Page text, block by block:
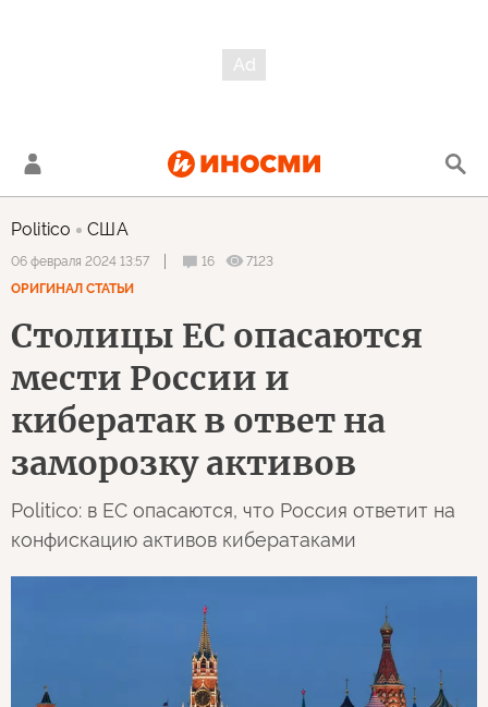
Politico США
06 февраля 2024 13:57 16
7123
ОРИГИНАЛ СТАТЬИ
Столицы ЕС опасаются
мести России и
кибератак в ответ на
заморозку активов
Politico: в ЕС опасаются, что Россия ответит на
конфискацию активов кибератаками